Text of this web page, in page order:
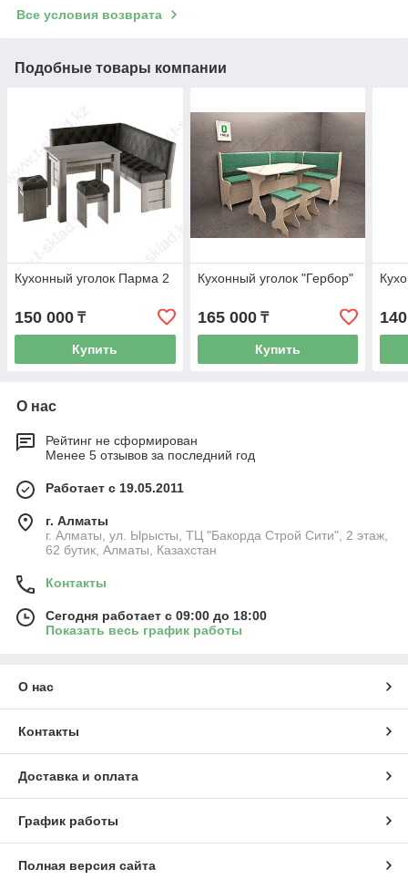
Все условия возврата
Подобные товары компании
Кухонный уголок Парма 2
150 000 ₸
Купить
Кухонный уголок "Гербор"
165 000₸
Купить
О нас
Рейтинг не сформирован
Менее 5 отзывов за последний год
Работает с 19.05.2011
г. Алматы
г. Алматы, ул. Ырысты, ТЦ "Бакорда Строй Сити", 2 этаж,
62 бутик, Алматы, Казахстан
Контакты
Сегодня работает с 09:00 до 18:00
Показать весь график работы
О нас
Контакты
Доставка и оплата
График работы
Полная версия сайта